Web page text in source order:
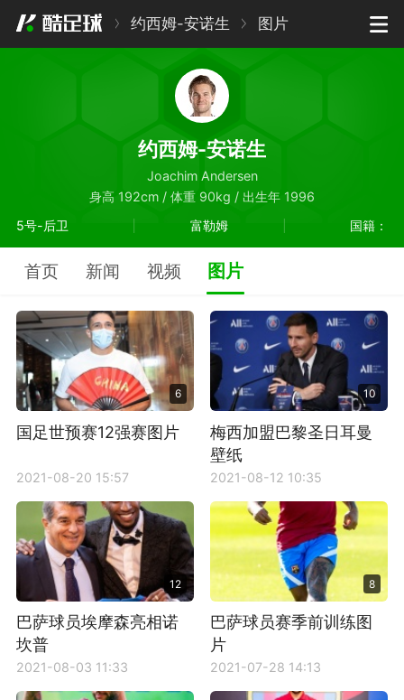
约西姆-安诺生 图片
约西姆-安诺生
Joachim Andersen
身高 192cm / 体重 90kg / 出生年 1996
5号-后卫
富勒姆 国籍：
首页 新闻 视频 图片
6
国足世预赛12强赛图片
2021-08-20 15:57
10
梅西加盟巴黎圣日耳曼
壁纸
2021-08-12 10:35
12
巴萨球员埃摩森亮相诺
坎普
2021-08-03 11:33
8
巴萨球员赛季前训练图
片
2021-07-28 14:13